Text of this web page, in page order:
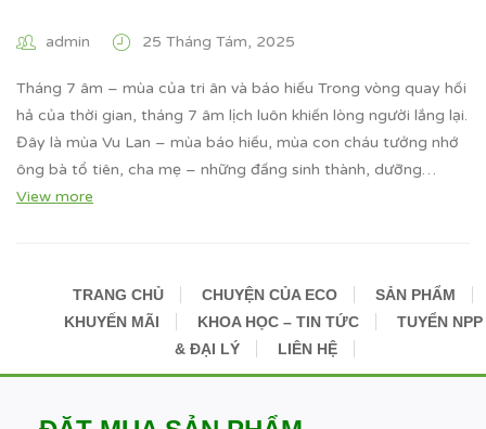
admin 25 Tháng Tám, 2025
Tháng 7 âm – mùa của tri ân và báo hiếu Trong vòng quay hối
hả của thời gian, tháng 7 âm lịch luôn khiến lòng người lắng lại.
Đây là mùa Vu Lan – mùa báo hiếu, mùa con cháu tưởng nhớ
ông bà tổ tiên, cha mẹ – những đấng sinh thành, dưỡng…
View more
TRANG CHỦ CHUYỆN CỦA ECO
SẢN PHẨM
KHUYẾN MÃI
KHOA HỌC – TIN TỨC
TUYỂN NPP
& ĐẠI LÝ
LIÊN HỆ